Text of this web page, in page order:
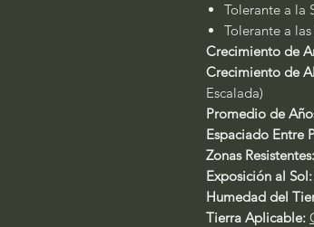
Tolerante a la
Tolerante a
Crecimiento de
Crecimiento de
Escalada)
Promedio de
Espaciado Entre
Zonas Resistentes:
Exposición al Sol:
Humedad del
Tierra Aplicable: